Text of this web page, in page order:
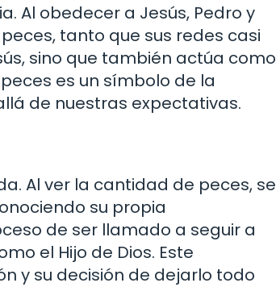
Al obedecer a Jesús, Pedro y
tanto que sus redes casi
sino que también actúa como
es un símbolo de la
de nuestras expectativas.
Al ver la cantidad de peces, se
su propia
de ser llamado a seguir a
el Hijo de Dios. Este
y su decisión de dejarlo todo